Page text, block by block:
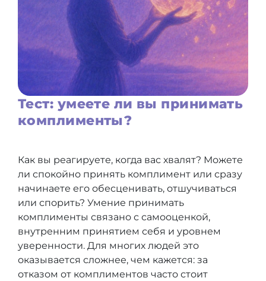
Тест: умеете ли вы принимать
комплименты?
Как вы реагируете, когда вас хвалят? Можете
ли спокойно принять комплимент или сразу
начинаете его обесценивать, отшучиваться
или спорить? Умение принимать
комплименты связано с самооценкой,
внутренним принятием себя и уровнем
уверенности. Для многих людей это
оказывается сложнее, чем кажется: за
отказом от комплиментов часто стоит